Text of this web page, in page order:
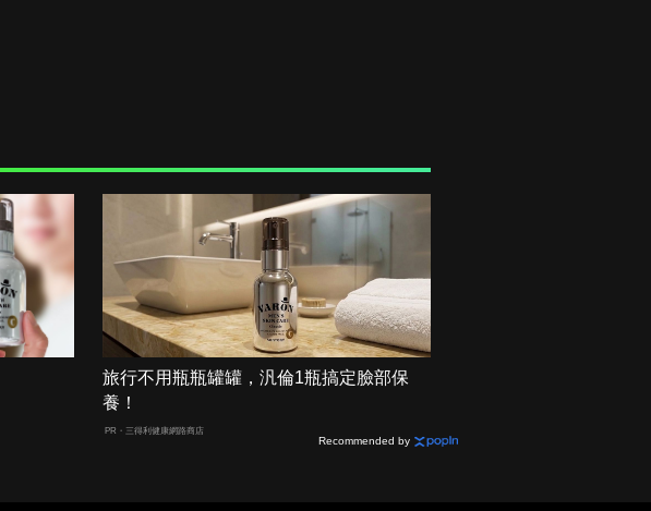
旅行不用瓶瓶罐罐，汎倫1瓶搞定臉部保
養！
PR・三得利健康網路商店
Recommended by